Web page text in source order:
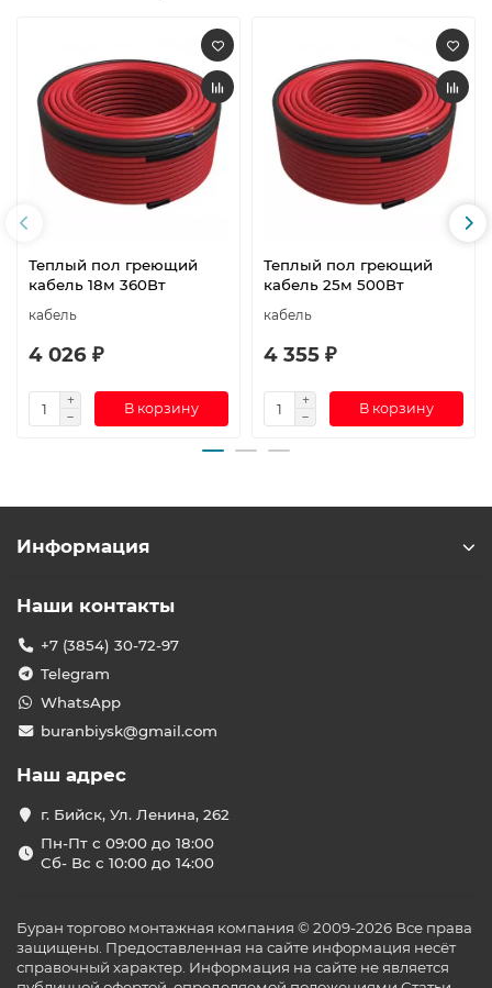
Теплый пол греющий
кабель 18м 360Вт
кабель
4 026 ₽
В корзину
Теплый пол греющий
кабель 25м 500Вт
кабель
4 355 ₽
В корзину
Информация
Наши контакты
+7 (3854) 30-72-97
Telegram
WhatsApp
buranbiysk@gmail.com
Наш адрес
г. Бийск, Ул. Ленина, 262
Пн-Пт с 09:00 до 18:00
Сб- Вс с 10:00 до 14:00
Буран торгово монтажная компания © 2009-2026 Все права
защищены. Предоставленная на сайте информация несёт
справочный характер. Информация на сайте не является